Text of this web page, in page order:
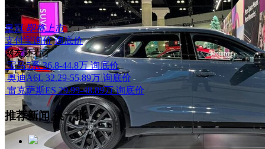
皇冠 即将上市
支付宝询价 询底价
网友还看了
宝马5系 36.8-44.8万 询底价
奥迪A6L 32.29-55.89万 询底价
雷克萨斯ES 29.99-48.89万 询底价
推荐新闻换一批